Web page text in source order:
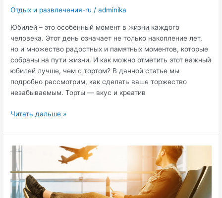
Отдых и развлечения-ru /adminika
Юбилей – это особенный момент в жизни каждого
человека. Этот день означает не только накопление лет,
но и множество радостных и памятных моментов, которые
собраны на пути жизни. И как можно отметить этот важный
юбилей лучше, чем с тортом? В данной статье мы
подробно рассмотрим, как сделать ваше торжество
незабываемым. Торты — вкус и креатив
Как
юбилей:
идеи
советы
для
незабываемого
Читать дальше »